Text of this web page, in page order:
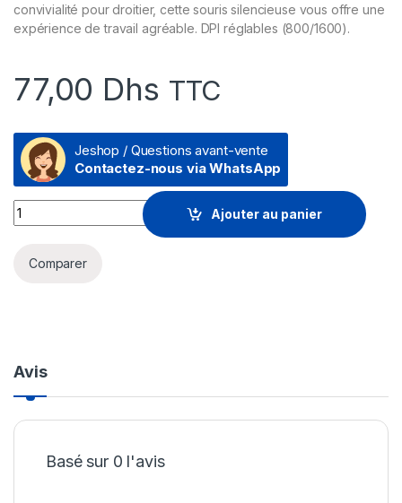
convivialité pour droitier, cette souris silencieuse vous offre une
expérience de travail agréable. DPI réglables (800/1600).
77,00 Dhs TTC
Jeshop / Questions avant-vente
Contactez-nous via WhatsApp
Prix Souris sans fil NGS Evo Mute Bleue (EVOMUTEBLUE) -
Ajouter au panier
Comparer
Avis
Basé sur 0 l'avis